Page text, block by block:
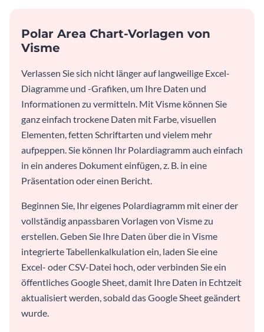
Polar Area Chart-Vorlagen von
Visme
Verlassen Sie sich nicht länger auf langweilige Excel-
Diagramme und -Grafiken, um Ihre Daten und
Informationen zu vermitteln. Mit Visme können Sie
ganz einfach trockene Daten mit Farbe, visuellen
Elementen, fetten Schriftarten und vielem mehr
aufpeppen. Sie können Ihr Polardiagramm auch einfach
in ein anderes Dokument einfügen, z. B. in eine
Präsentation oder einen Bericht.
Beginnen Sie, Ihr eigenes Polardiagramm mit einer der
vollständig anpassbaren Vorlagen von Visme zu
erstellen. Geben Sie Ihre Daten über die in Visme
integrierte Tabellenkalkulation ein, laden Sie eine
Excel- oder CSV-Datei hoch, oder verbinden Sie ein
öffentliches Google Sheet, damit Ihre Daten in Echtzeit
aktualisiert werden, sobald das Google Sheet geändert
wurde.